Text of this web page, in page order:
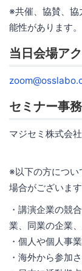
※共催、協賛、
能性があります。
当日会場ア
セミナー事
マジセミ株式会
※以下の方につい
場合がございま
・講演企業の競
業、同業の企業
・個人や個人事
・海外から参加